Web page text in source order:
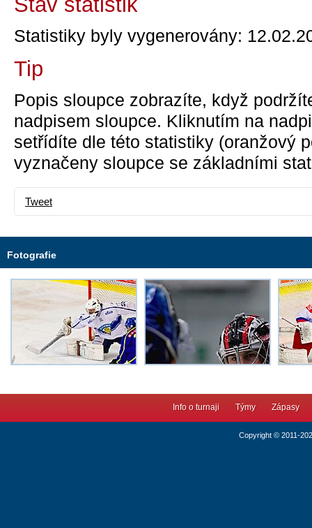
Statistiky byly vygenerovány:
Tip
Popis sloupce zobrazíte, když
nadpisem sloupce. Kliknutím na
setřídíte dle této statistiky (oranžový
vyznačeny sloupce se základními
Tweet
Fotografie
Info o turnaji Týmy Zápasy
Copyright © 2011-